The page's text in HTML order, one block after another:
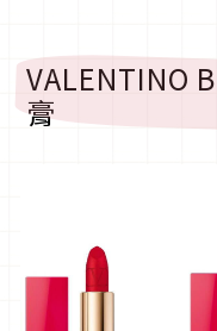
VALENTINO
膏